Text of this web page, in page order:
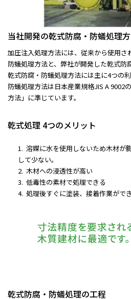
当社開発の乾式防腐・防蟻処理方
加圧注入処理方法には、従来から使用さ
防蟻処理方法と、弊社が開発した乾式防
乾式防腐・防蟻処理方法には主に4つの
防蟻処理方法は日本産業規格JIS A 9002
方法」に準じています。
乾式処理 4つのメリット
溶媒に水を使用しないため木材が
して少ない。
木材への浸透性が高い
低毒性の素材で処理できる
処理後すぐに塗装、接着作業がで
乾式防腐・防蟻処理の工程